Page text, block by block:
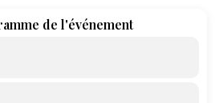
de l'événement